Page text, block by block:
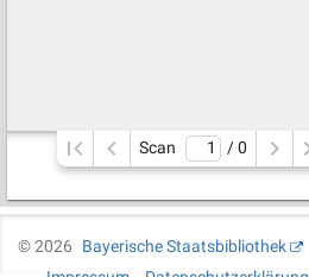
Scan / 0
©2026
Bayerische Staatsbibliothek